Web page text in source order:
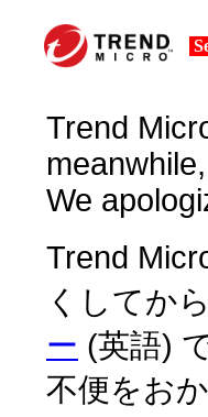
Trend
We
Trend
くしてか
ー (英語)
不便をお